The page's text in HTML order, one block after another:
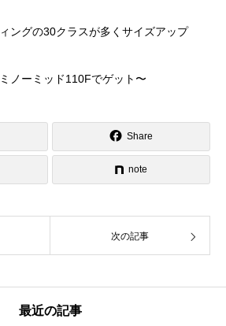
ングの30クラスが多くサイズアップ
ノーミッド110Fでゲット〜
Share
note
次の記事
最近の記事